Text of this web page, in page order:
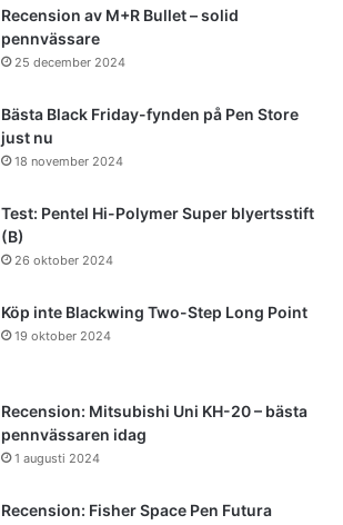
Recension av M+R Bullet – solid
pennvässare
25 december 2024
Bästa Black Friday-fynden på Pen Store
just nu
18 november 2024
Test: Pentel Hi-Polymer Super blyertsstift
(B)
26 oktober 2024
Köp inte Blackwing Two-Step Long Point
19 oktober 2024
Recension: Mitsubishi Uni KH-20 – bästa
pennvässaren idag
1 augusti 2024
Recension: Fisher Space Pen Futura